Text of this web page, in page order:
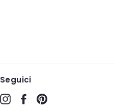
Seguici
InstagramFacebook